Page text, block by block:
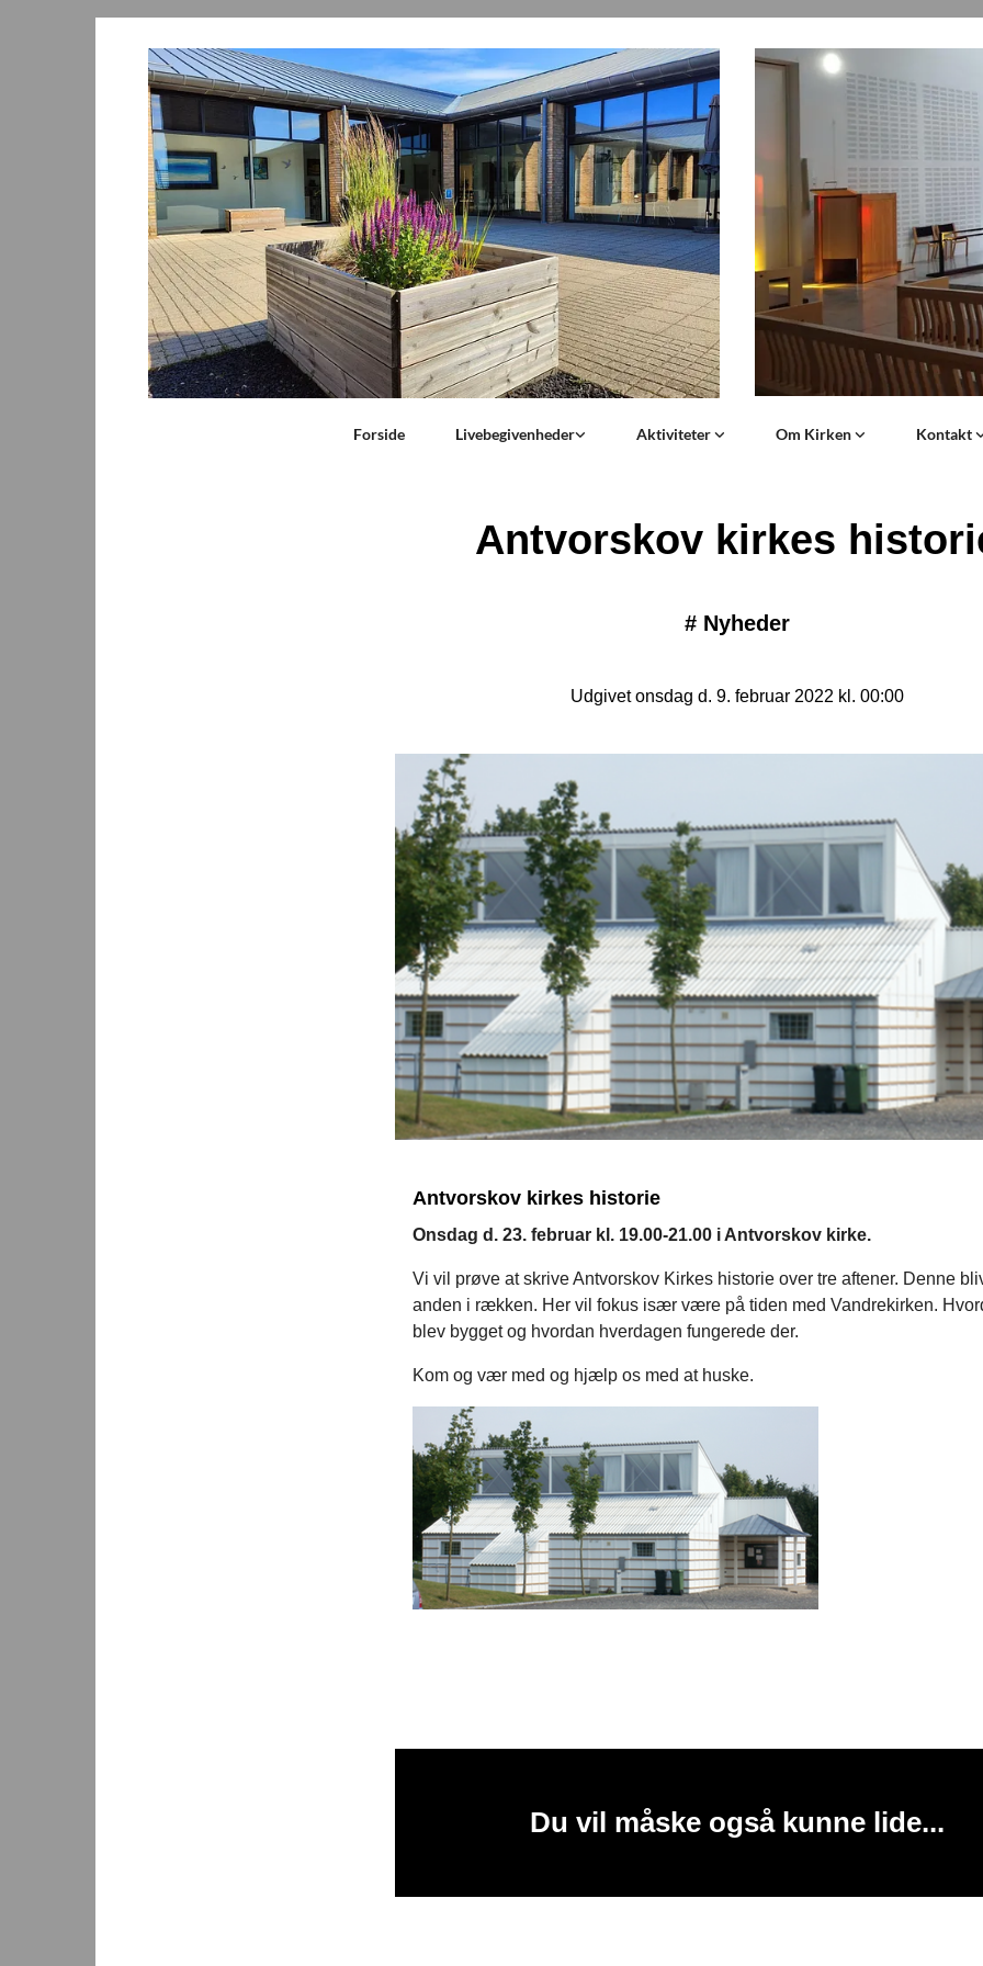
Forside Livebegivenheder Aktiviteter Om Kirken Kontakt
Antvorskov kirkes
# Nyheder
Udgivet onsdag d. 9. februar 2022 kl. 00:00
Antvorskov kirkes historie
Onsdag d. 23. februar kl. 19.00-21.00 i Antvorskov kirke.
Vi vil prøve at skrive Antvorskov Kirkes historie over tre aftener. Denne
anden i rækken. Her vil fokus især være på tiden med Vandrekirken.
blev bygget og hvordan hverdagen fungerede der.
Kom og vær med og hjælp os med at huske.
Du vil måske også kunne lide...